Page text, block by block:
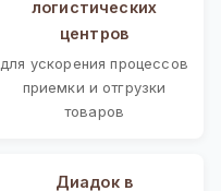
логистических
центров
для ускорения процессов
приемки и отгрузки
товаров
Диадок в